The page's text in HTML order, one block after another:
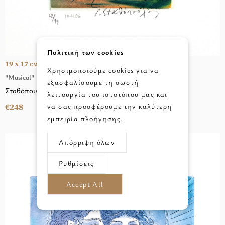
"Musical"
19 x 17 CM
Σταθόπουλος Γιώργος
€248
Πολιτική των cookies
Χρησιμοποιούμε cookies για να
εξασφαλίσουμε τη σωστή
λειτουργία του ιστοτόπου μας και
να σας προσφέρουμε την καλύτερη
εμπειρία πλοήγησης.
Απόρριψη όλων
Ρυθμίσεις
Accept All